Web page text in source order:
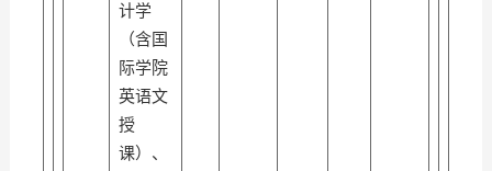
计学
（含国
际学院
英语文
授
课）、